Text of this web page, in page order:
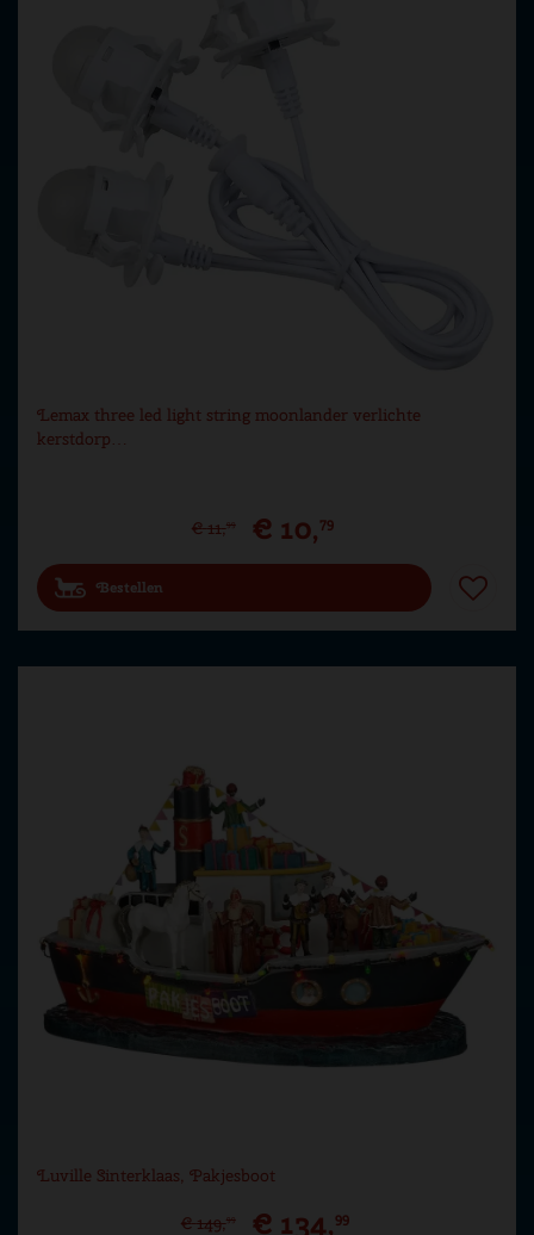
Lemax three led light string moonlander verlichte
kerstdorp…
€ 11,99 € 10,79
Bestellen
Luville Sinterklaas, Pakjesboot
€ 149,99 € 134,99